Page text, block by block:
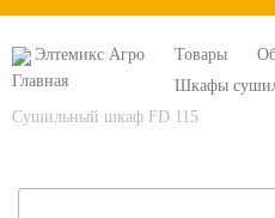
Элтемикс Агро Товары
Шкафы
Сушильный шкаф FD 115